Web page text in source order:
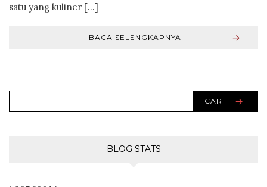
satu yang kuliner […]
BACA SELENGKAPNYA
CARI
BLOG STATS